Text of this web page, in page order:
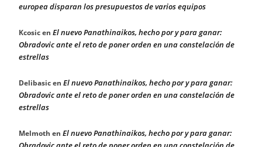
europea disparan los presupuestos de varios equipos
Kcosicen El nuevo Panathinaikos, hecho por y para ganar:
Obradovic ante el reto de poner orden en una constelación de
estrellas
Delibasicen El nuevo Panathinaikos, hecho por y para ganar:
Obradovic ante el reto de poner orden en una constelación de
estrellas
Melmoth en El nuevo Panathinaikos, hecho por y para ganar: